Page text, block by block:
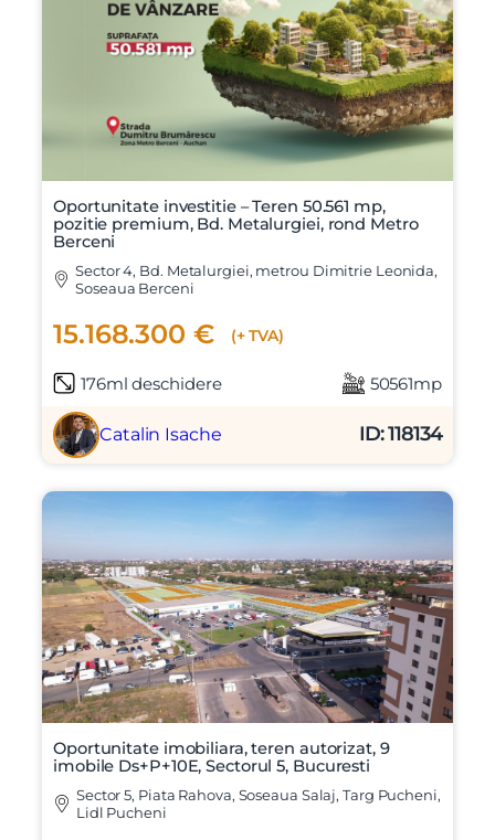
Oportunitate investitie – Teren 50.561 mp,
pozitie premium, Bd. Metalurgiei, rond Metro
Berceni
Sector 4, Bd. Metalurgiei, metrou Dimitrie Leonida,
Soseaua Berceni
15.168.300 € (+ TVA)
176ml deschidere 50561mp
Catalin Isache ID: 118134
Oportunitate imobiliara, teren autorizat, 9
imobile Ds+P+10E, Sectorul 5, Bucuresti
Sector 5, Piata Rahova, Soseaua Salaj, Targ Pucheni,
Lidl Pucheni